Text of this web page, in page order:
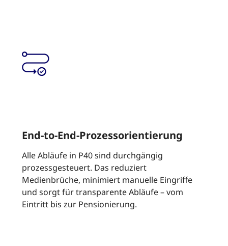
End-to-End-Prozessorientierung
Alle Abläufe in P40 sind durchgängig
prozessgesteuert. Das reduziert
Medienbrüche, minimiert manuelle Eingriffe
und sorgt für transparente Abläufe – vom
Eintritt bis zur Pensionierung.